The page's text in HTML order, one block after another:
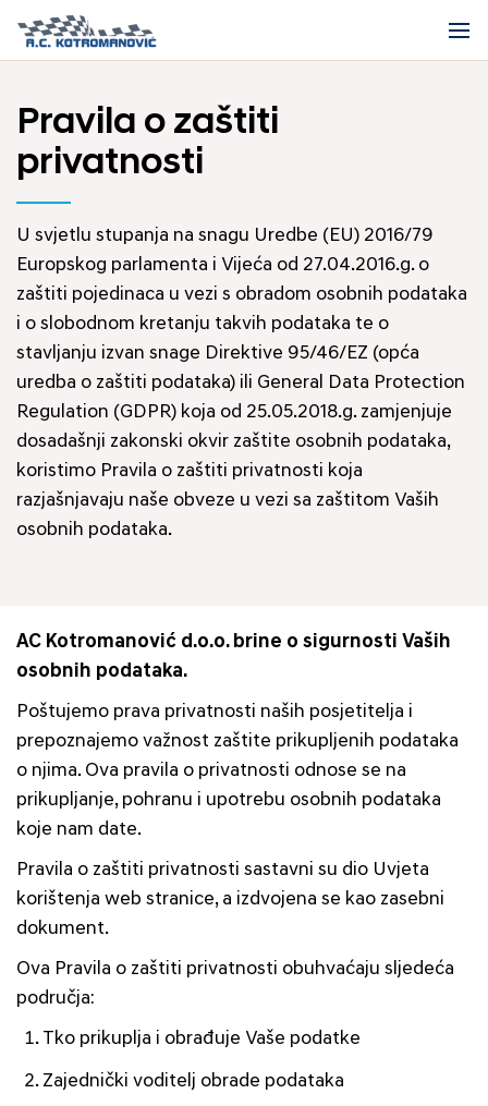
Pravila o zaštiti
privatnosti
U svjetlu stupanja na snagu Uredbe (EU) 2016/79
Europskog parlamenta i Vijeća od 27.04.2016.g. o
zaštiti pojedinaca u vezi s obradom osobnih podataka
i o slobodnom kretanju takvih podataka te o
stavljanju izvan snage Direktive 95/46/EZ (opća
uredba o zaštiti podataka) ili General Data Protection
Regulation (GDPR) koja od 25.05.2018.g. zamjenjuje
dosadašnji zakonski okvir zaštite osobnih podataka,
koristimo Pravila o zaštiti privatnosti koja
razjašnjavaju naše obveze u vezi sa zaštitom Vaših
osobnih podataka.
AC Kotromanović d.o.o. brine o sigurnosti Vaših
osobnih podataka.
Poštujemo prava privatnosti naših posjetitelja i
prepoznajemo važnost zaštite prikupljenih podataka
o njima. Ova pravila o privatnosti odnose se na
prikupljanje, pohranu i upotrebu osobnih podataka
koje nam date.
Pravila o zaštiti privatnosti sastavni su dio Uvjeta
korištenja web stranice, a izdvojena se kao zasebni
dokument.
Ova Pravila o zaštiti privatnosti obuhvaćaju sljedeća
područja:
Tko prikuplja i obrađuje Vaše podatke
Zajednički voditelj obrade podataka